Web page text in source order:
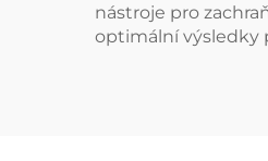
nástroje pro
optimální výsledky